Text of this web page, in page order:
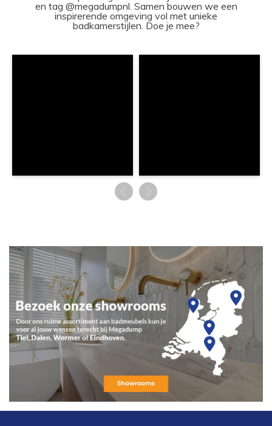
en tag @megadumpnl. Samen bouwen we een
inspirerende omgeving vol met unieke
badkamerstijlen. Doe je mee?